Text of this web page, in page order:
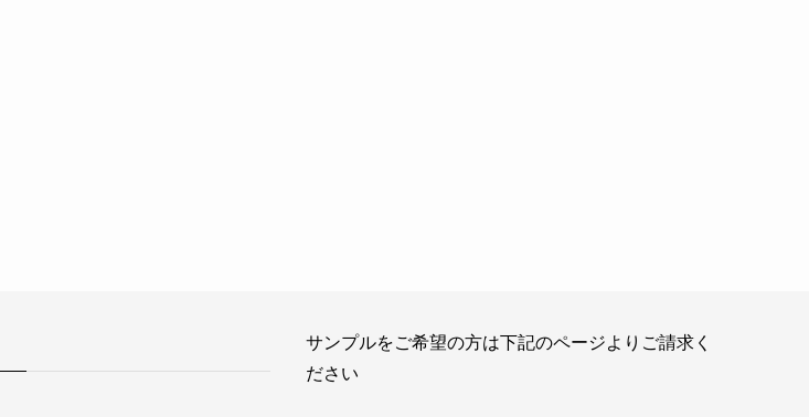
サンプルをご希望の方は下記のページよりご請求く
ださい